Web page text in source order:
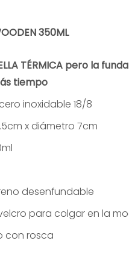
350ML
TÉRMICA pero la
tiempo
inoxidable 18/8
x diámetro 7cm
desenfundable
para colgar en la
con rosca